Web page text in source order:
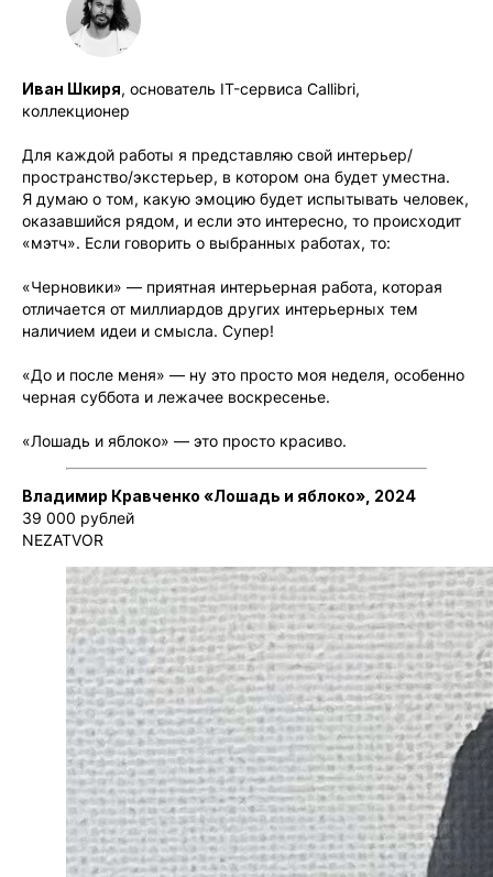
Иван Шкиря, основатель IT-сервиса Callibri,
коллекционер
Для каждой работы я представляю свой интерьер/
пространство/экстерьер, в котором она будет уместна.
Я думаю о том, какую эмоцию будет испытывать человек,
оказавшийся рядом, и если это интересно, то происходит
«мэтч». Если говорить о выбранных работах, то:
«Черновики» — приятная интерьерная работа, которая
отличается от миллиардов других интерьерных тем
наличием идеи и смысла. Супер!
«До и после меня» — ну это просто моя неделя, особенно
черная суббота и лежачее воскресенье.
«Лошадь и яблоко» — это просто красиво.
Владимир Кравченко «Лошадь и яблоко», 2024
39 000 рублей
NEZATVOR